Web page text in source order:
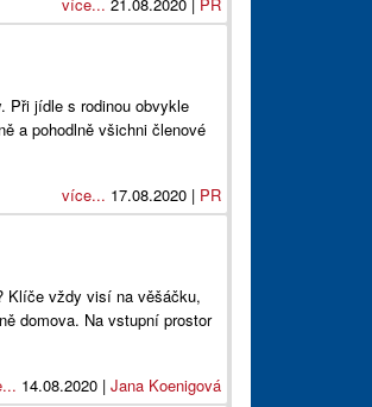
Při jídle s rodinou obvykle
a pohodlně všichni členové
více... 17.08.2020 | PR
Klíče vždy visí na věšáčku,
domova. Na vstupní prostor
14.08.2020 | Jana Koenigová